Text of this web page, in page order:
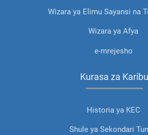
Wizara ya Elimu Sayansi na
Wizara ya Afya
e-mrejesho
Kurasa za Karibu
Historia ya KEC
Shule ya Sekondari